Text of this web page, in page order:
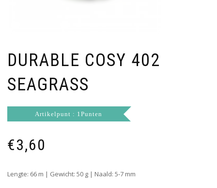
DURABLE COSY 402
SEAGRASS
Artikelpunt : 1Punten
€3,60
Lengte: 66 m | Gewicht: 50 g | Naald: 5-7 mm